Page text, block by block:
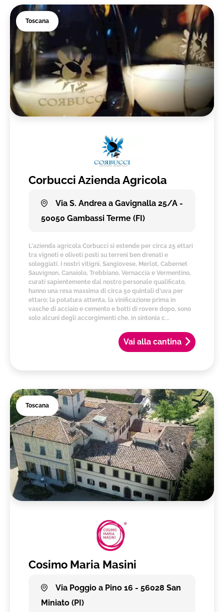
Toscana
Corbucci Azienda Agricola
Via S. Andrea a Gavignalla 25/A -
50050 Gambassi Terme (FI)
Vai alla cantina
L'azienda agricola Corbucci si estende per circa 25 ettari
tra vigneti e oliveti posti su terreni ben drenati e
soleggiati. I nostri vitigni, Sangiovese, Merlot, Cabernet
Sauvignon, Canaiolo, Trebbiano, Vernaccia e Vermentino,
curati sapientemente dal nostro personale qualificato,
hanno una resa massima di circa 50 quintali d'uva per
ettaro; la potatura attenta, la vinificazione prima in
vasche di acciaio e cemento e botti di rovere dopo, sono
solo alcuni degli accorgimenti che, in sintonia c...
Toscana
Cosimo Maria Masini
Via Poggio a Pino 16 - 56028 San
Miniato (PI)